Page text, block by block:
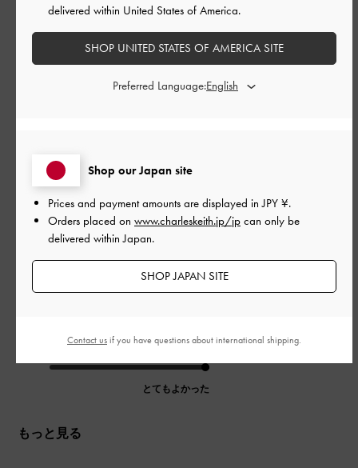
このレビューは役に立ちましたか？
0
ご利用者様
お札、カードが問題なく入り、小銭も取り出しやすいのに小さ
くて使いやすいです！！
シックな色に金のロゴが映えて可愛いです♡
サイズ: その他（シューズ以外） |カラー: ブラウン系
デザイン
とてもよかった
もっと見る
Shop our Japan site
Prices and payment amounts are displayed inJPY ¥.
Orders placed on www.charleskeith.jp/jp can only be
delivered within Japan.
SHOP JAPAN SITE
delivered within United States of America.
SHOP UNITED STATES OF AMERICA SITE
Preferred Language:
Contact usif you have questions about international shipping.